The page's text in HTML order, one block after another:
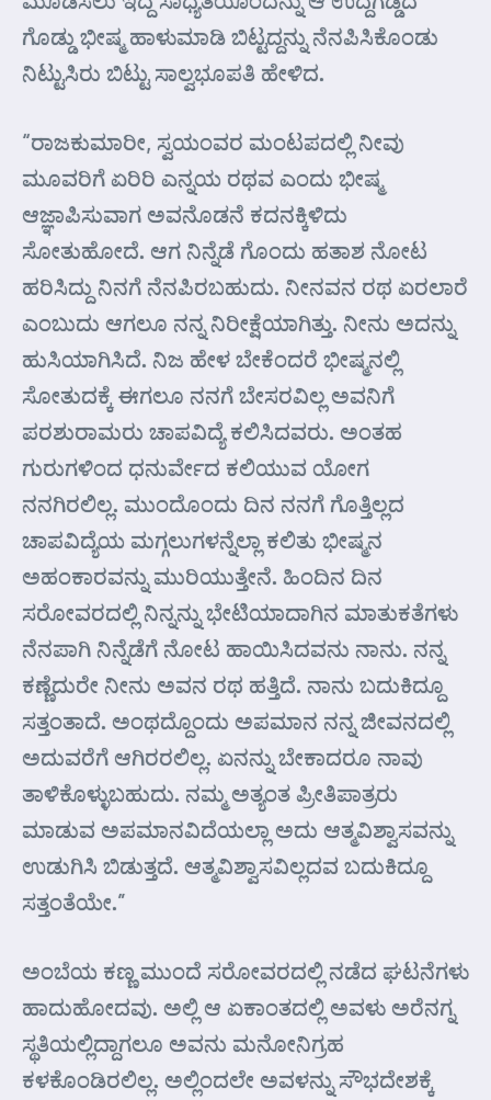
ಗೊಡ್ಡು ಭೀಷ್ಮ ಹಾಳುಮಾಡಿ ಬಿಟ್ಟದ್ದನ್ನು ನೆನಪಿಸಿಕೊಂಡು
ನಿಟ್ಟುಸಿರು ಬಿಟ್ಟು ಸಾಲ್ವಭೂಪತಿ ಹೇಳಿದ.
“ರಾಜಕುಮಾರೀ, ಸ್ವಯಂವರ ಮಂಟಪದಲ್ಲಿ ನೀವು
ಮೂವರಿಗೆ ಏರಿರಿ ಎನ್ನಯ ರಥವ ಎಂದು ಭೀಷ್ಮ
ಆಜ್ಞಾಪಿಸುವಾಗ ಅವನೊಡನೆ ಕದನಕ್ಕಿಳಿದು
ಸೋತುಹೋದೆ. ಆಗ ನಿನ್ನೆಡೆ ಗೊಂದು ಹತಾಶ ನೋಟ
ಹರಿಸಿದ್ದು ನಿನಗೆ ನೆನಪಿರಬಹುದು. ನೀನವನ ರಥ ಏರಲಾರೆ
ಎಂಬುದು ಆಗಲೂ ನನ್ನ ನಿರೀಕ್ಷೆಯಾಗಿತ್ತು. ನೀನು ಅದನ್ನು
ಹುಸಿಯಾಗಿಸಿದೆ. ನಿಜ ಹೇಳ ಬೇಕೆಂದರೆ ಭೀಷ್ಮನಲ್ಲಿ
ಸೋತುದಕ್ಕೆ ಈಗಲೂ ನನಗೆ ಬೇಸರವಿಲ್ಲ ಅವನಿಗೆ
ಪರಶುರಾಮರು ಚಾಪವಿದ್ಯೆ ಕಲಿಸಿದವರು. ಅಂತಹ
ಗುರುಗಳಿಂದ ಧನುರ್ವೇದ ಕಲಿಯುವ ಯೋಗ
ನನಗಿರಲಿಲ್ಲ. ಮುಂದೊಂದು ದಿನ ನನಗೆ ಗೊತ್ತಿಲ್ಲದ
ಚಾಪವಿದ್ಯೆಯ ಮಗ್ಗಲುಗಳನ್ನೆಲ್ಲಾ ಕಲಿತು ಭೀಷ್ಮನ
ಅಹಂಕಾರವನ್ನು ಮುರಿಯುತ್ತೇನೆ. ಹಿಂದಿನ ದಿನ
ಸರೋವರದಲ್ಲಿ ನಿನ್ನನ್ನು ಭೇಟಿಯಾದಾಗಿನ ಮಾತುಕತೆಗಳು
ನೆನಪಾಗಿ ನಿನ್ನೆಡೆಗೆ ನೋಟ ಹಾಯಿಸಿದವನು ನಾನು. ನನ್ನ
ಕಣ್ಣೆದುರೇ ನೀನು ಅವನ ರಥ ಹತ್ತಿದೆ. ನಾನು ಬದುಕಿದ್ದೂ
ಸತ್ತಂತಾದೆ. ಅಂಥದ್ದೊಂದು ಅಪಮಾನ ನನ್ನ ಜೀವನದಲ್ಲಿ
ಅದುವರೆಗೆ ಆಗಿರರಲಿಲ್ಲ. ಏನನ್ನು ಬೇಕಾದರೂ ನಾವು
ತಾಳಿಕೊಳ್ಳುಬಹುದು. ನಮ್ಮ ಅತ್ಯಂತ ಪ್ರೀತಿಪಾತ್ರರು
ಮಾಡುವ ಅಪಮಾನವಿದೆಯಲ್ಲಾ ಅದು ಆತ್ಮವಿಶ್ವಾಸವನ್ನು
ಉಡುಗಿಸಿ ಬಿಡುತ್ತದೆ. ಆತ್ಮವಿಶ್ವಾಸವಿಲ್ಲದವ ಬದುಕಿದ್ದೂ
ಸತ್ತಂತೆಯೇ.”
ಅಂಬೆಯ ಕಣ್ಣ ಮುಂದೆ ಸರೋವರದಲ್ಲಿ ನಡೆದ ಘಟನೆಗಳು
ಹಾದುಹೋದವು. ಅಲ್ಲಿ ಆ ಏಕಾಂತದಲ್ಲಿ ಅವಳು ಅರೆನಗ್ನ
ಸ್ಥತಿಯಲ್ಲಿದ್ದಾಗಲೂ ಅವನು ಮನೋನಿಗ್ರಹ
ಕಳಕೊಂಡಿರಲಿಲ್ಲ. ಅಲ್ಲಿಂದಲೇ ಅವಳನ್ನು ಸೌಭದೇಶಕ್ಕೆ